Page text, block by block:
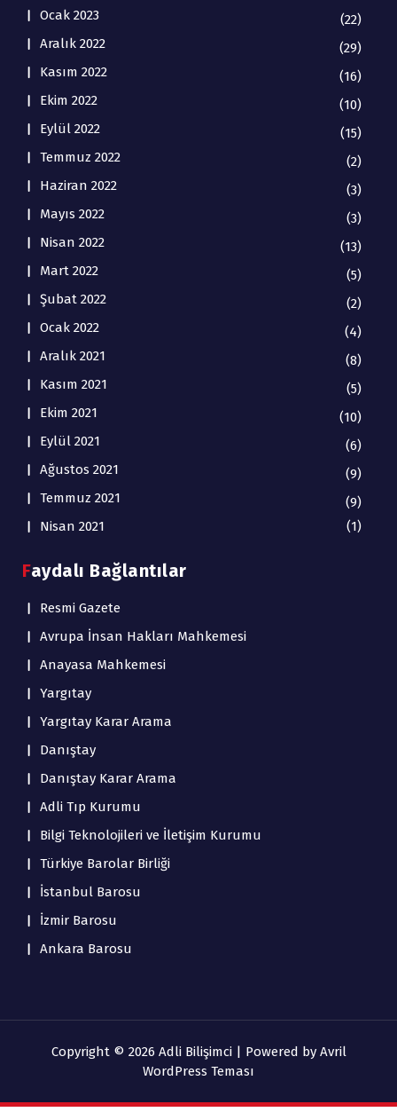
Ocak 2023
(22)
Aralık 2022
(29)
Kasım 2022
(16)
Ekim 2022
(10)
Eylül 2022
(15)
Temmuz 2022
(2)
Haziran 2022
(3)
Mayıs 2022
(3)
Nisan 2022
(13)
Mart 2022
(5)
Şubat 2022
(2)
Ocak 2022
(4)
Aralık 2021
(8)
Kasım 2021
(5)
Ekim 2021
(10)
Eylül 2021
(6)
Ağustos 2021
(9)
Temmuz 2021
(9)
Nisan 2021
(1)
Faydalı Bağlantılar
Resmi Gazete
Avrupa İnsan Hakları Mahkemesi
Anayasa Mahkemesi
Yargıtay
Yargıtay Karar Arama
Danıştay
Danıştay Karar Arama
Adli Tıp Kurumu
Bilgi Teknolojileri ve İletişim Kurumu
Türkiye Barolar Birliği
İstanbul Barosu
İzmir Barosu
Ankara Barosu
Copyright © 2026 Adli Bilişimci | Powered by Avril
WordPress Teması